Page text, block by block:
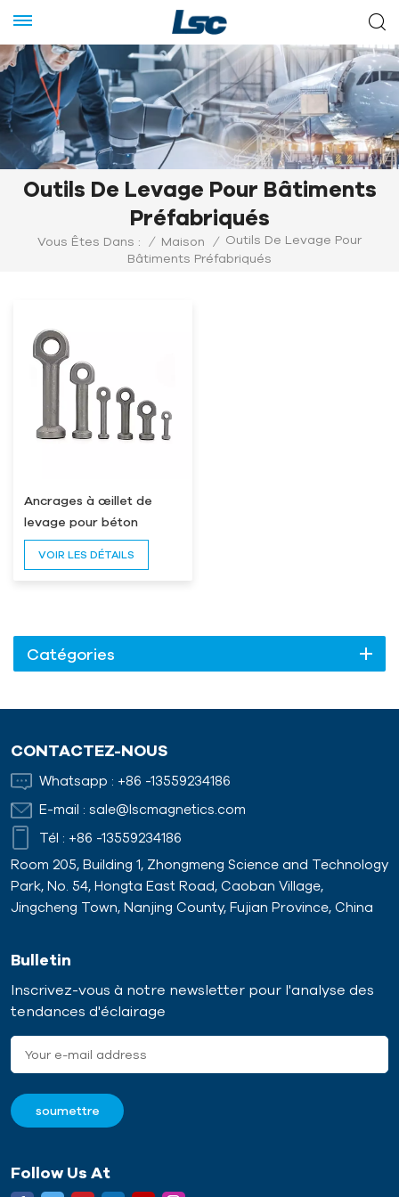
Outils De Levage Pour Bâtiments
Préfabriqués
Vous Êtes Dans : / Maison /
Outils De Levage Pour
Bâtiments Préfabriqués
Ancrages à œillet de
levage pour béton
préfabriqué
VOIR LES DÉTAILS
Catégories
CONTACTEZ-NOUS
Whatsapp : +86 -13559234186
E-mail : sale@lscmagnetics.com
Tél : +86 -13559234186
Room 205, Building 1, Zhongmeng Science and Technology
Park, No. 54, Hongta East Road, Caoban Village,
Jingcheng Town, Nanjing County, Fujian Province, China
Bulletin
Inscrivez-vous à notre newsletter pour l'analyse des
tendances d'éclairage
Follow Us At